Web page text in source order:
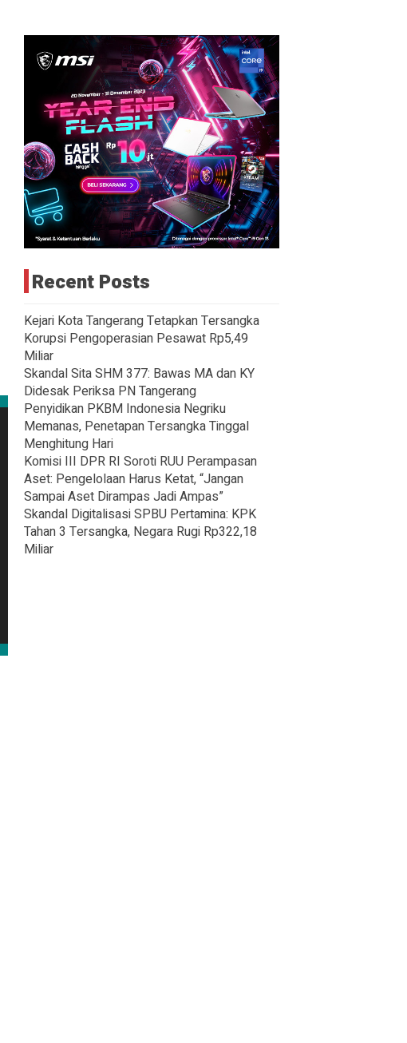
Recent Posts
Kejari Kota Tangerang Tetapkan Tersangka
Korupsi Pengoperasian Pesawat Rp5,49
Miliar
Skandal Sita SHM 377: Bawas MA dan KY
Didesak Periksa PN Tangerang
Penyidikan PKBM Indonesia Negriku
Memanas, Penetapan Tersangka Tinggal
Menghitung Hari
Komisi III DPR RI Soroti RUU Perampasan
Aset: Pengelolaan Harus Ketat, “Jangan
Sampai Aset Dirampas Jadi Ampas”
Skandal Digitalisasi SPBU Pertamina: KPK
Tahan 3 Tersangka, Negara Rugi Rp322,18
Miliar